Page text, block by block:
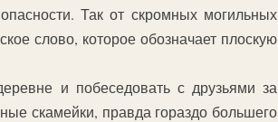
Так от скромных могильных
слово, которое обозначает плоскую
и побеседовать с друзьями за
скамейки, правда гораздо большего